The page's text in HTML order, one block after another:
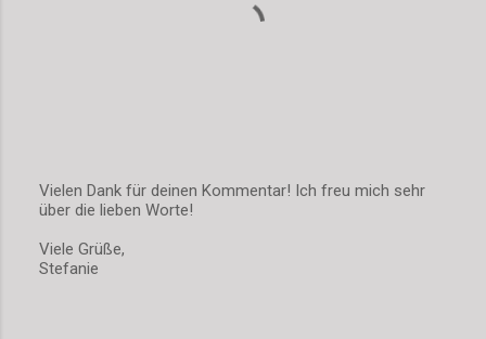
K
m
m
Vielen Dank für deinen Kommentar! Ich freu mich sehr
über die lieben Worte!
Viele Grüße,
Stefanie